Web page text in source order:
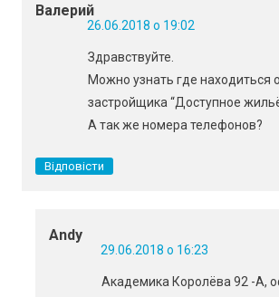
Валерий
26.06.2018 о 19:02
Здравствуйте.
Можно узнать где
застройщика “Доступное
А так же номера телефонов?
Відповісти
Andy
29.06.2018 о 16:23
Академика Королёва 92 -А,